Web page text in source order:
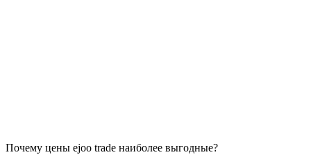
Почему цены ejoo trade наиболее выгодные?